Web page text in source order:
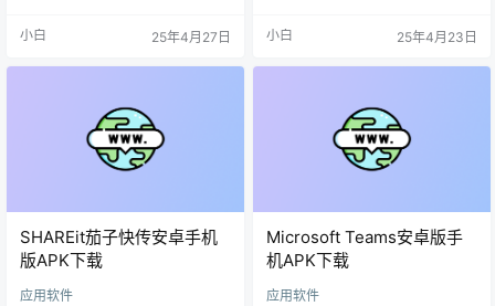
小白 25年4月27日 小白 25年4月23日
SHAREit茄子快传安卓手机
版APK下载
应用软件
Microsoft Teams安卓版手
机APK下载
应用软件